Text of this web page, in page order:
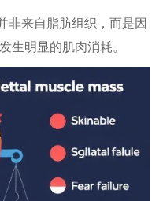
非来自脂肪组织，而是因
生明显的肌肉消耗。